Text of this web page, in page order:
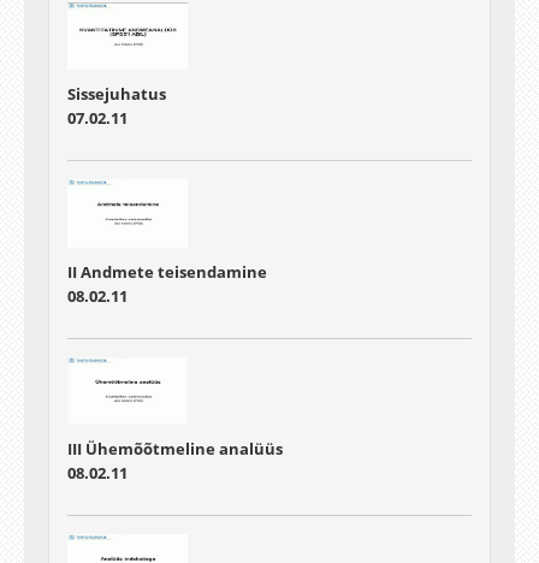
Sissejuhatus
07.02.11
II Andmete teisendamine
08.02.11
III Ühemõõtmeline analüüs
08.02.11